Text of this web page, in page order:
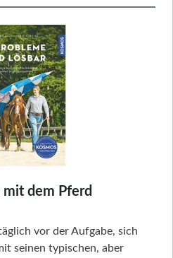
dem Pferd
vor der Aufgabe, sich
seinen typischen, aber